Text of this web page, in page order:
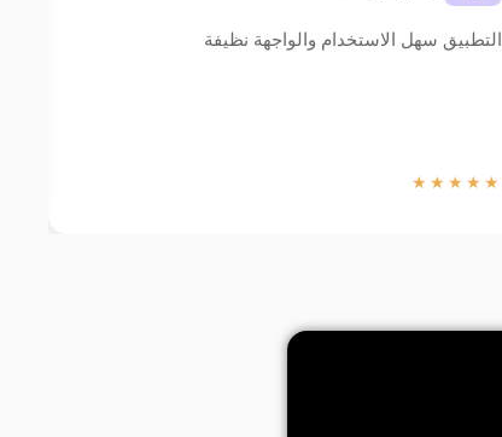
التطبيق سهل الاستخدام والواجهة نظيفة
★★★★★